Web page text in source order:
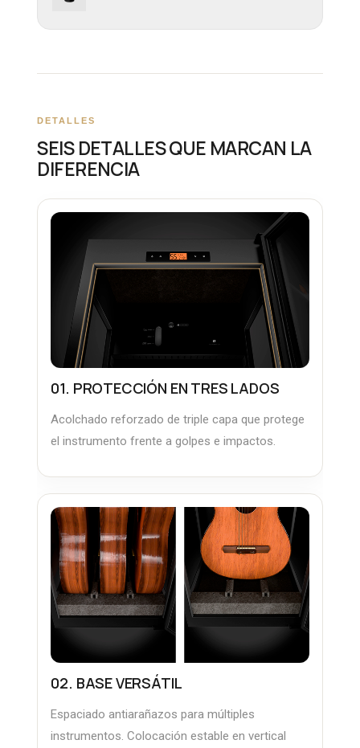
DETALLES
SEIS DETALLES QUE MARCAN LA
DIFERENCIA
01. PROTECCIÓN EN TRES LADOS
Acolchado reforzado de triple capa que protege
el instrumento frente a golpes e impactos.
02. BASE VERSÁTIL
Espaciado antiarañazos para múltiples
instrumentos. Colocación estable en vertical